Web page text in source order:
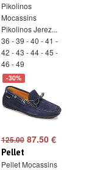
Pikolinos
Mocassins
Pikolinos Jerez...
36 - 39 - 40 - 41 -
42 - 43 - 44 - 45 -
46 - 49
Favori
-30%
125.0087.50 €
Pellet
Pellet Mocassins